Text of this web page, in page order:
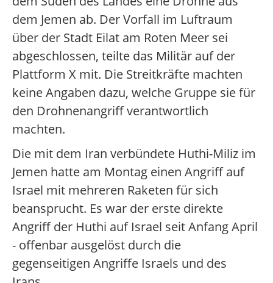
dem Jemen ab. Der Vorfall im Luftraum
über der Stadt Eilat am Roten Meer sei
abgeschlossen, teilte das Militär auf der
Plattform X mit. Die Streitkräfte machten
keine Angaben dazu, welche Gruppe sie für
den Drohnenangriff verantwortlich
machten.
Die mit dem Iran verbündete Huthi-Miliz im
Jemen hatte am Montag einen Angriff auf
Israel mit mehreren Raketen für sich
beansprucht. Es war der erste direkte
Angriff der Huthi auf Israel seit Anfang April
- offenbar ausgelöst durch die
gegenseitigen Angriffe Israels und des